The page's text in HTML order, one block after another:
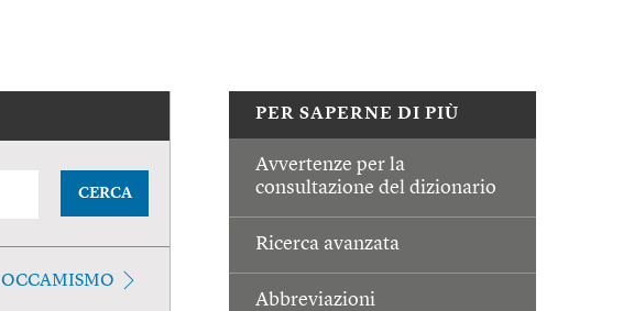
PER SAPERNE DI PIÙ
Avvertenze per la
consultazione del dizionario
Ricerca avanzata
Abbreviazioni
CERCA
OCCAMISMO